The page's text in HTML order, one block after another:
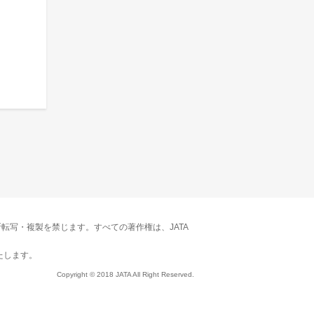
写・複製を禁じます。すべての著作権は、JATA
ます。
Copyright © 2018 JATA All Right Reserved.